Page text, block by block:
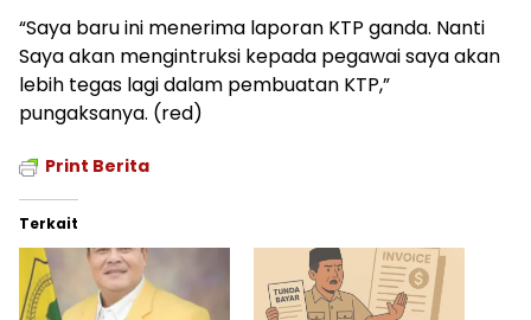
“Saya baru ini menerima laporan KTP ganda. Nanti
Saya akan mengintruksi kepada pegawai saya akan
lebih tegas lagi dalam pembuatan KTP,”
pungaksanya. (red)
Print Berita
Terkait